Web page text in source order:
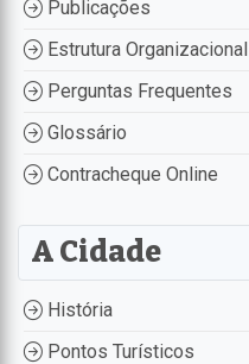
Publicações
Estrutura Organizacional
Perguntas Frequentes
Glossário
Contracheque Online
A Cidade
História
Pontos Turísticos